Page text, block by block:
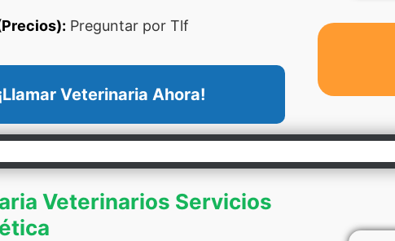
Preguntar por Tlf
Veterinaria Ahora!
Veterinarios Servicios